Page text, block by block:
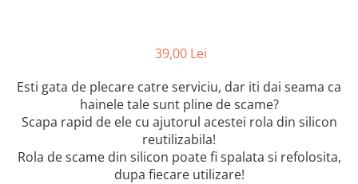
Accesorii Petrecere
Folii Protectie Multisuprafete
Accesorii Decoratiuni Interioare
PC, Periferice & Software
39,00 Lei
Esti gata de plecare catre serviciu, dar iti dai seama ca
hainele tale sunt pline de scame?
Scapa rapid de ele cu ajutorul acestei rola din silicon
reutilizabila!
Rola de scame din silicon poate fi spalata si refolosita,
dupa fiecare utilizare!